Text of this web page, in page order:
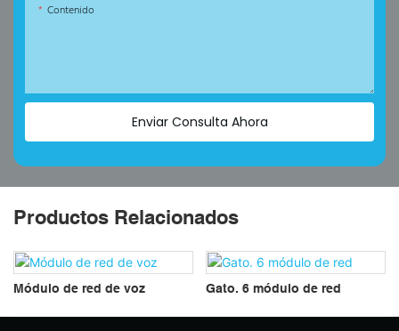
Contenido
Enviar Consulta Ahora
Productos Relacionados
Módulo de red de voz Gato. 6 módulo de red